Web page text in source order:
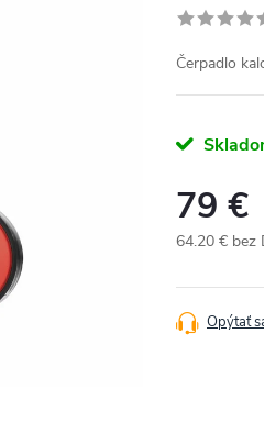
Čerpadlo
79 €
64.20 € bez
cena:
Opýtať